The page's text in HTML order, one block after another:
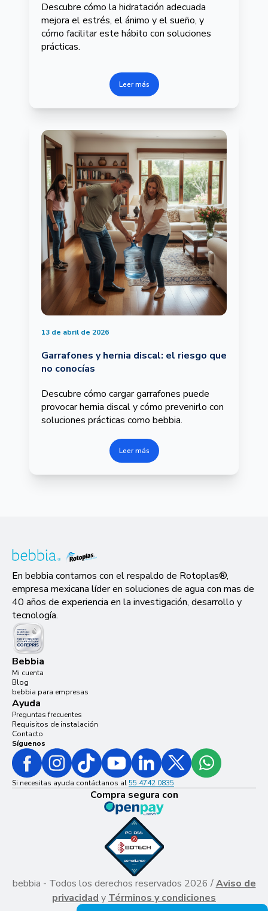
Descubre cómo la hidratación adecuada
mejora el estrés, el ánimo y el sueño, y
cómo facilitar este hábito con soluciones
prácticas.
Leer más
13 de abril de 2026
Garrafones y hernia discal: el riesgo que
no conocías
Descubre cómo cargar garrafones puede
provocar hernia discal y cómo prevenirlo con
soluciones prácticas como bebbia.
Leer más
En bebbia contamos con el respaldo de Rotoplas®,
empresa mexicana líder en soluciones de agua con mas de
40 años de experiencia en la investigación, desarrollo y
tecnología.
Bebbia
Mi cuenta
Blog
bebbia para empresas
Ayuda
Preguntas frecuentes
Requisitos de instalación
Contacto
Síguenos
Si necesitas ayuda contáctanos al 55 4742 0835
Compra segura con
bebbia - Todos los derechos reservados 2026 /Aviso de
privacidadyTérminos y condiciones